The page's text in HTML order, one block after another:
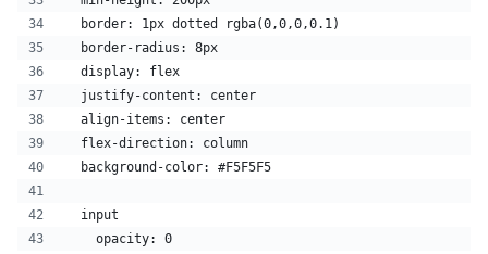
  border: 1px dotted rgba(0,0,0,0.1)
  border-radius: 8px
  display: flex
  justify-content: center
  align-items: center
  flex-direction: column
  background-color: #F5F5F5
  input
    opacity: 0